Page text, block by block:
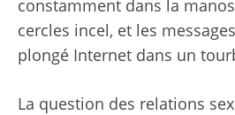
constamment dans la
cercles incel, et les
plongé Internet dans un
La question des relations